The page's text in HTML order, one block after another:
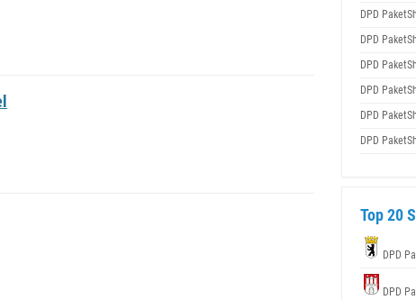
DPD
DPD
DPD
DPD
DPD
DPD
Top 20
DPD
DPD